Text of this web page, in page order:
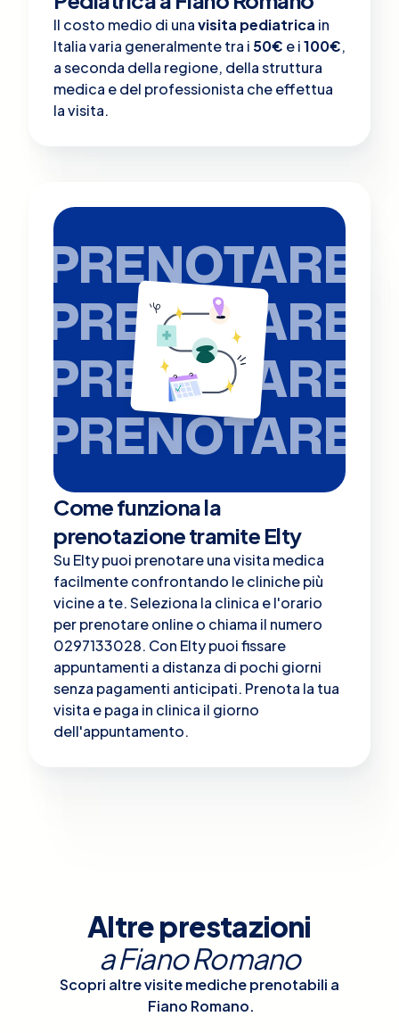
Il costo medio di unavisita pediatrica in
Italia varia generalmente tra i 50€ e i100€,
a seconda della regione, della struttura
medica e del professionista che effettua
la visita.
PRENOTARE
PRENOTARE
PRENOTARE
PRENOTARE
Come funziona la
prenotazione tramite Elty
Su Elty puoi prenotare una visita medica
facilmente confrontando le cliniche più
vicine a te. Seleziona la clinica e l'orario
per prenotare online o chiama il numero
0297133028. Con Elty puoi fissare
appuntamenti a distanza di pochi giorni
senza pagamenti anticipati. Prenota la tua
visita e paga in clinica il giorno
dell'appuntamento.
Altre prestazioni
aFiano Romano
Scopri altre visite mediche prenotabili a
Fiano Romano.